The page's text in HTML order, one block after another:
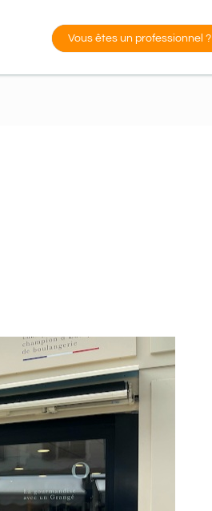
Vous êtes un professionnel ?